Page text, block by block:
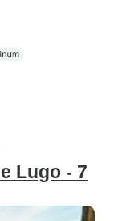
Lugo - 7